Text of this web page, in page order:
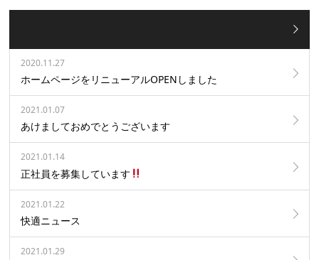
2020.11.27
ホームページをリニューアルOPENしました
2021.01.07
あけましておめでとうございます
2021.01.14
正社員を募集しています
2021.01.22
快適ニュース
2021.01.29